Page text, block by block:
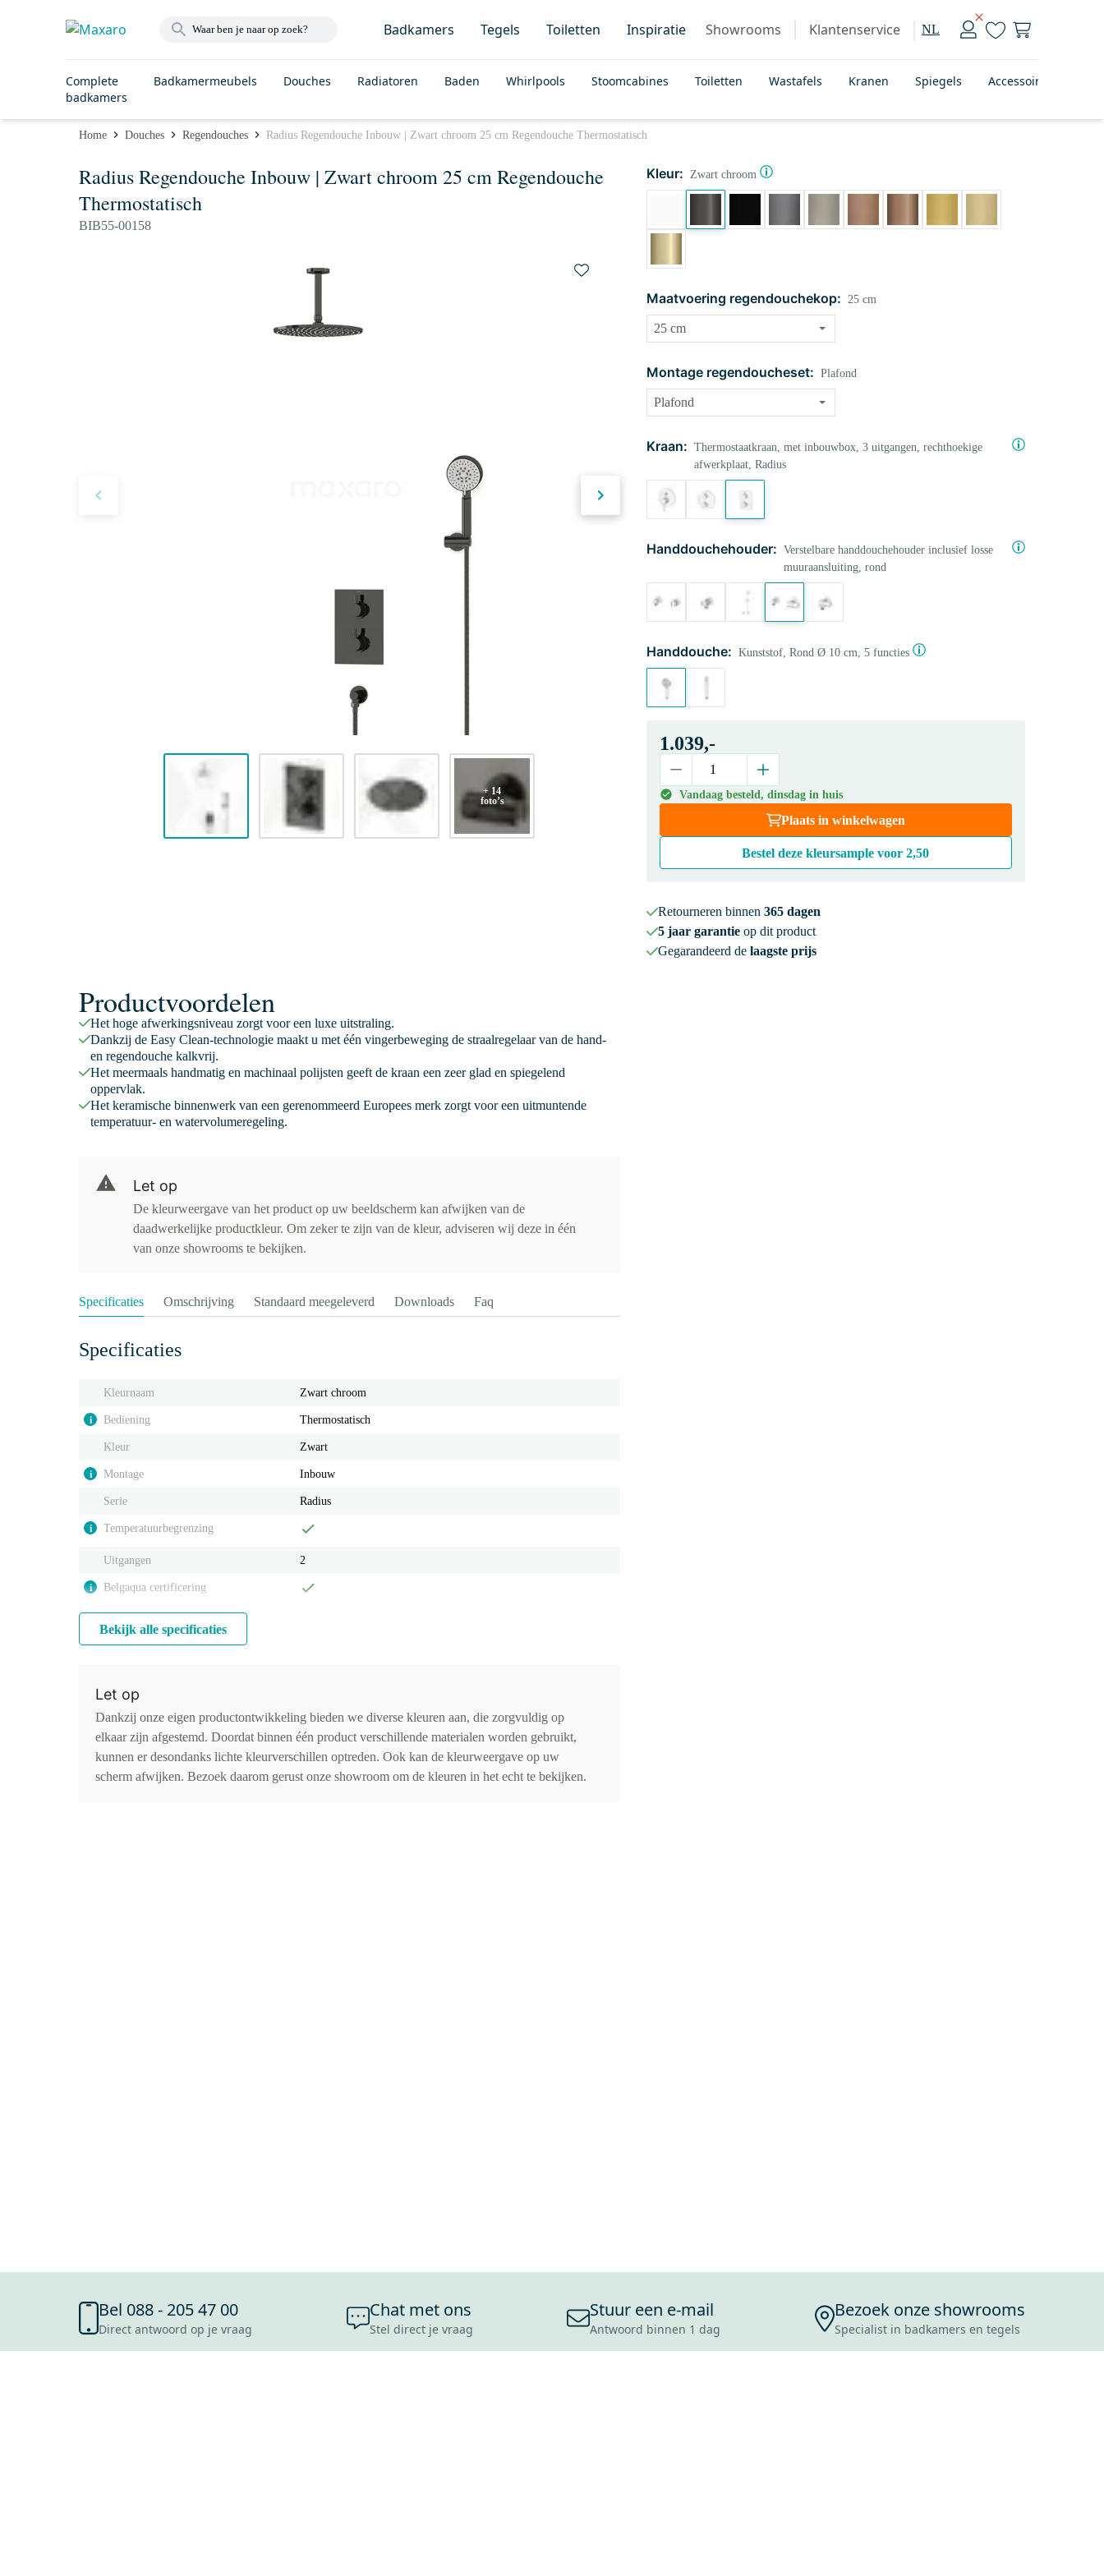
Badkamers Tegels Toiletten Inspiratie Showrooms Klantenservice NL
Complete
badkamers
Badkamermeubels Douches Radiatoren Baden Whirlpools Stoomcabines Toiletten Wastafels Kranen Spiegels Accessoires
Home Douches Regendouches Radius Regendouche Inbouw | Zwart chroom 25 cm Regendouche Thermostatisch
Radius Regendouche Inbouw | Zwart chroom 25 cm Regendouche
Thermostatisch
BIB55-00158
+ 14
foto’s
Kleur: Zwart chroom
Maatvoering regendouchekop: 25 cm
Montage regendoucheset: Plafond
Kraan: Thermostaatkraan, met inbouwbox, 3 uitgangen, rechthoekige
afwerkplaat, Radius
Handdouchehouder: Verstelbare handdouchehouder inclusief losse
muuraansluiting, rond
Handdouche: Kunststof, Rond Ø 10 cm, 5 functies
1.039,-
Vandaag besteld, dinsdag in huis
Plaats in winkelwagen
Bestel deze kleursample voor2,50
Retourneren binnen 365 dagen
5 jaar garantieop dit product
Gegarandeerd de laagste prijs
Productvoordelen
Het hoge afwerkingsniveau zorgt voor een luxe uitstraling.
Dankzij de Easy Clean-technologie maakt u met één vingerbeweging de straalregelaar van de hand-
en regendouche kalkvrij.
Het meermaals handmatig en machinaal polijsten geeft de kraan een zeer glad en spiegelend
oppervlak.
Het keramische binnenwerk van een gerenommeerd Europees merk zorgt voor een uitmuntende
temperatuur- en watervolumeregeling.
Let op
De kleurweergave van het product op uw beeldscherm kan afwijken van de
daadwerkelijke productkleur. Om zeker te zijn van de kleur, adviseren wij deze in één
van onze showrooms te bekijken.
Specificaties Omschrijving Standaard meegeleverd Downloads Faq
Specificaties
Kleurnaam Zwart chroom
i Bediening Thermostatisch
Kleur Zwart
i Montage Inbouw
Serie Radius
i Temperatuurbegrenzing
Uitgangen 2
i Belgaqua certificering
Bekijk alle specificaties
Let op
Dankzij onze eigen productontwikkeling bieden we diverse kleuren aan, die zorgvuldig op
elkaar zijn afgestemd. Doordat binnen één product verschillende materialen worden gebruikt,
kunnen er desondanks lichte kleurverschillen optreden. Ook kan de kleurweergave op uw
scherm afwijken. Bezoek daarom gerust onze showroom om de kleuren in het echt te bekijken.
Bel 088 - 205 47 00
Direct antwoord op je vraag
Chat met ons
Stel direct je vraag
Stuur een e-mail
Antwoord binnen 1 dag
Bezoek onze showrooms
Specialist in badkamers en tegels